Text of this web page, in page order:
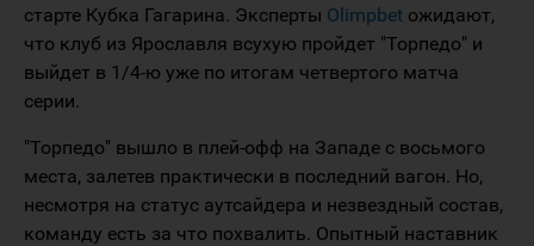
старте Кубка Гагарина. Эксперты Olimpbet ожидают,
что клуб из Ярославля всухую пройдет "Торпедо" и
выйдет в 1/4-ю уже по итогам четвертого матча
серии.
"Торпедо" вышло в плей-офф на Западе с восьмого
места, залетев практически в последний вагон. Но,
несмотря на статус аутсайдера и незвездный состав,
команду есть за что похвалить. Опытный наставник